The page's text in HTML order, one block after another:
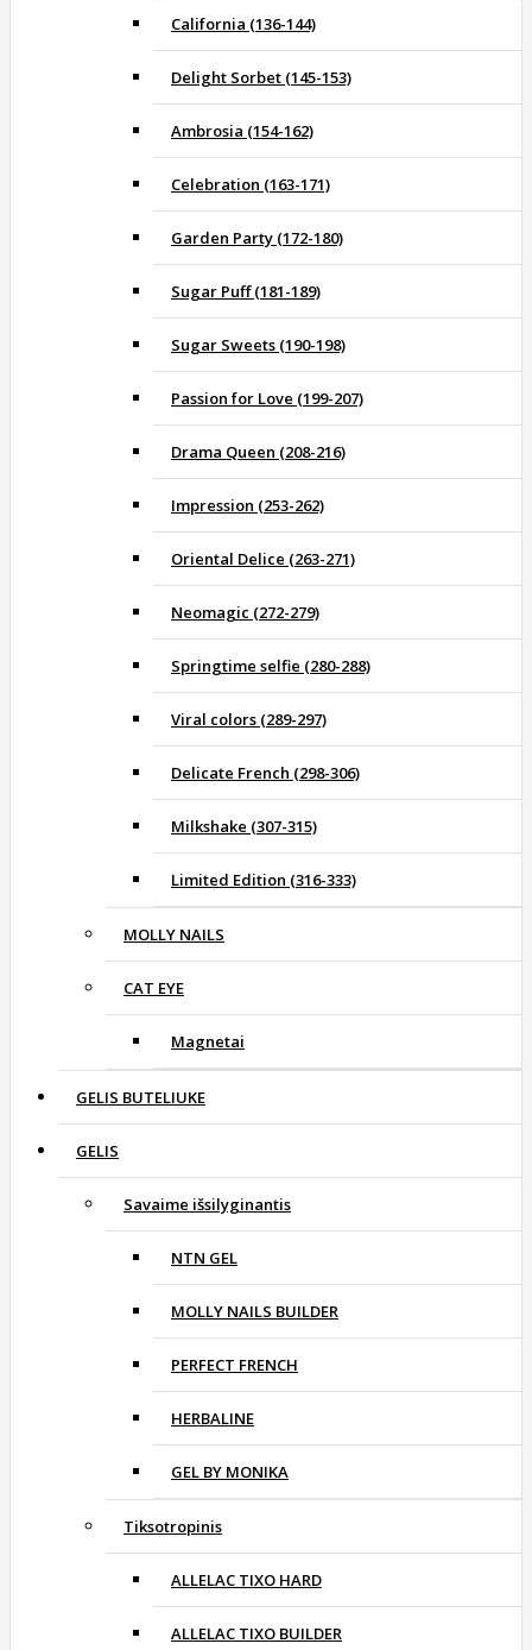
California (136-144)
Delight Sorbet (145-153)
Ambrosia (154-162)
Celebration (163-171)
Garden Party (172-180)
Sugar Puff (181-189)
Sugar Sweets (190-198)
Passion for Love (199-207)
Drama Queen (208-216)
Impression (253-262)
Oriental Delice (263-271)
Neomagic (272-279)
Springtime selfie (280-288)
Viral colors (289-297)
Delicate French (298-306)
Milkshake (307-315)
Limited Edition (316-333)
MOLLY NAILS
CAT EYE
Magnetai
GELIS BUTELIUKE
GELIS
Savaime išsilyginantis
NTN GEL
MOLLY NAILS BUILDER
PERFECT FRENCH
HERBALINE
GEL BY MONIKA
Tiksotropinis
ALLELAC TIXO HARD
ALLELAC TIXO BUILDER